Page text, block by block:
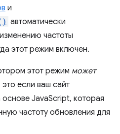
и
автоматически
частоты
этот режим включен.
этот режим может
если ваш сайт
JavaScript, которая
частоту обновления для